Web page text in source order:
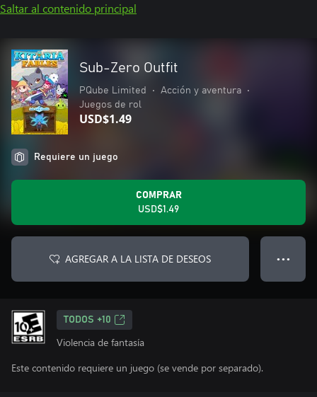
Saltar al contenido principal
Sub-Zero Outfit
PQube Limited • Acción y aventura
•
Juegos de rol
USD$1.49
Requiere un juego
COMPRAR
USD$1.49
AGREGAR A LA LISTA DE DESEOS ● ● ●
TODOS +10
Violencia de fantasía
Este contenido requiere un juego (se vende por separado).